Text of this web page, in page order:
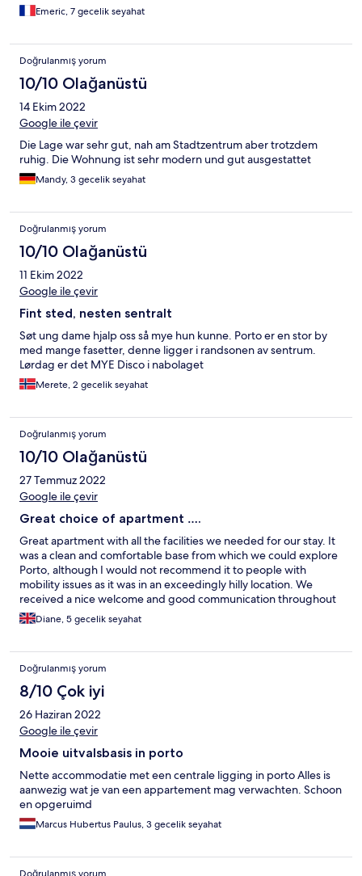
Emeric, 7 gecelik seyahat
Doğrulanmış yorum
10/10 Olağanüstü
14 Ekim 2022
Google ile çevir
Die Lage war sehr gut, nah am Stadtzentrum aber trotzdem
ruhig. Die Wohnung ist sehr modern und gut ausgestattet
Mandy, 3 gecelik seyahat
Doğrulanmış yorum
10/10 Olağanüstü
11 Ekim 2022
Google ile çevir
Fint sted, nesten sentralt
Søt ung dame hjalp oss så mye hun kunne. Porto er en stor by
med mange fasetter, denne ligger i randsonen av sentrum.
Lørdag er det MYE Disco i nabolaget
Merete, 2 gecelik seyahat
Doğrulanmış yorum
10/10 Olağanüstü
27 Temmuz 2022
Google ile çevir
Great choice of apartment ….
Great apartment with all the facilities we needed for our stay. It
was a clean and comfortable base from which we could explore
Porto, although I would not recommend it to people with
mobility issues as it was in an exceedingly hilly location. We
received a nice welcome and good communication throughout
our stay.Diane, 5 gecelik seyahat
Doğrulanmış yorum
8/10 Çok iyi
26 Haziran 2022
Google ile çevir
Mooie uitvalsbasis in porto
Nette accommodatie met een centrale ligging in porto Alles is
aanwezig wat je van een appartement mag verwachten. Schoon
en opgeruimd
Marcus Hubertus Paulus, 3 gecelik seyahat